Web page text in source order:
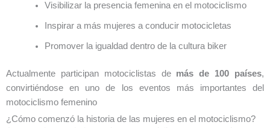
Visibilizar la presencia femenina en el motociclismo
Inspirar a más mujeres a conducir motocicletas
Promover la igualdad dentro de la cultura biker
Actualmente participan motociclistas de más de 100 países,
convirtiéndose en uno de los eventos más importantes del
motociclismo femenino
¿Cómo comenzó la historia de las mujeres en el motociclismo?